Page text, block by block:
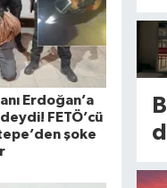
Erdoğan’a
FETÖ’cü
şoke
n